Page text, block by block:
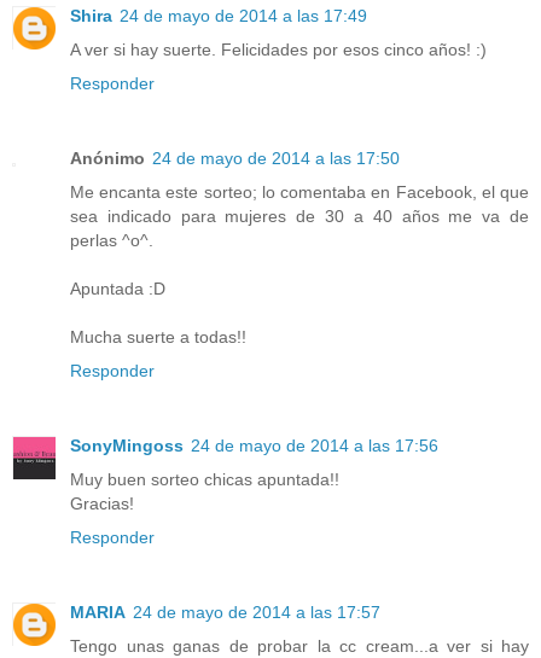
Shira 24 de mayo de 2014 a las 17:49
A ver si hay suerte. Felicidades por esos cinco años! :)
Responder
Anónimo 24 de mayo de 2014 a las 17:50
Me encanta este sorteo; lo comentaba en Facebook, el que
sea indicado para mujeres de 30 a 40 años me va de
perlas ^o^.
Apuntada :D
Mucha suerte a todas!!
Responder
SonyMingoss 24 de mayo de 2014 a las 17:56
Muy buen sorteo chicas apuntada!!
Gracias!
Responder
MARIA 24 de mayo de 2014 a las 17:57
Tengo unas ganas de probar la cc cream...a ver si hay